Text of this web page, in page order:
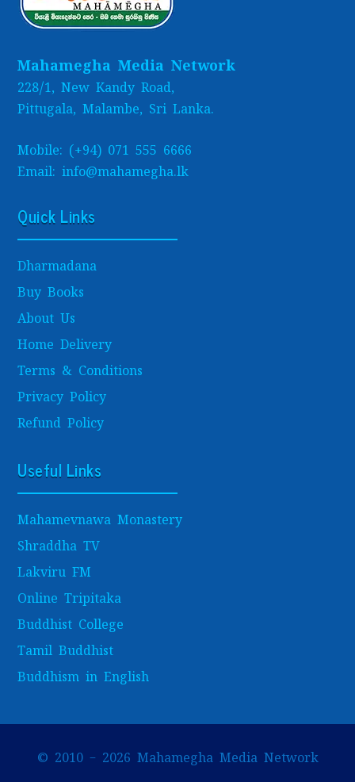
Mahamegha Media Network
228/1, New Kandy Road,
Pittugala, Malambe, Sri Lanka.
Mobile: (+94) 071 555 6666
Email: info@mahamegha.lk
Quick Links
Dharmadana
Buy Books
About Us
Home Delivery
Terms & Conditions
Privacy Policy
Refund Policy
Useful Links
Mahamevnawa Monastery
Shraddha TV
Lakviru FM
Online Tripitaka
Buddhist College
Tamil Buddhist
Buddhism in English
© 2010 – 2026 Mahamegha Media Network